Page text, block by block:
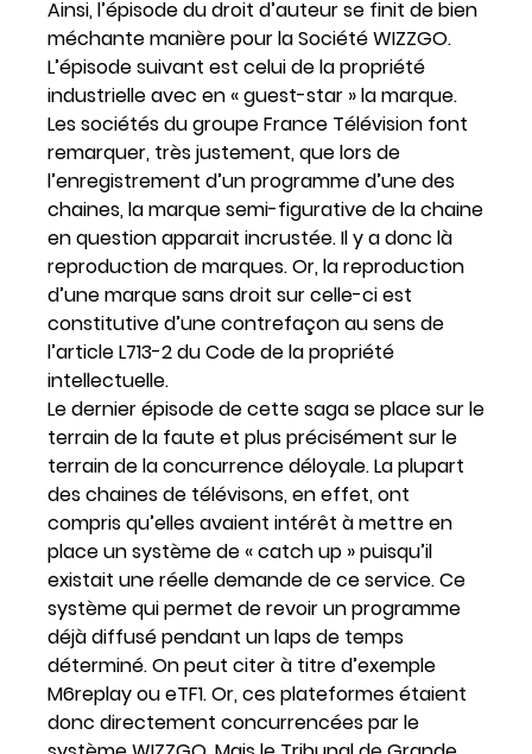
Ainsi, l’épisode du droit d’auteur se finit de bien
méchante manière pour la Société WIZZGO.
L’épisode suivant est celui de la propriété
industrielle avec en « guest-star » la marque.
Les sociétés du groupe France Télévision font
remarquer, très justement, que lors de
l’enregistrement d’un programme d’une des
chaines, la marque semi-figurative de la chaine
en question apparait incrustée. Il y a donc là
reproduction de marques. Or, la reproduction
d’une marque sans droit sur celle-ci est
constitutive d’une contrefaçon au sens de
l’article L713-2 du Code de la propriété
intellectuelle.
Le dernier épisode de cette saga se place sur le
terrain de la faute et plus précisément sur le
terrain de la concurrence déloyale. La plupart
des chaines de télévisons, en effet, ont
compris qu’elles avaient intérêt à mettre en
place un système de « catch up » puisqu’il
existait une réelle demande de ce service. Ce
système qui permet de revoir un programme
déjà diffusé pendant un laps de temps
déterminé. On peut citer à titre d’exemple
M6replay ou eTF1. Or, ces plateformes étaient
donc directement concurrencées par le